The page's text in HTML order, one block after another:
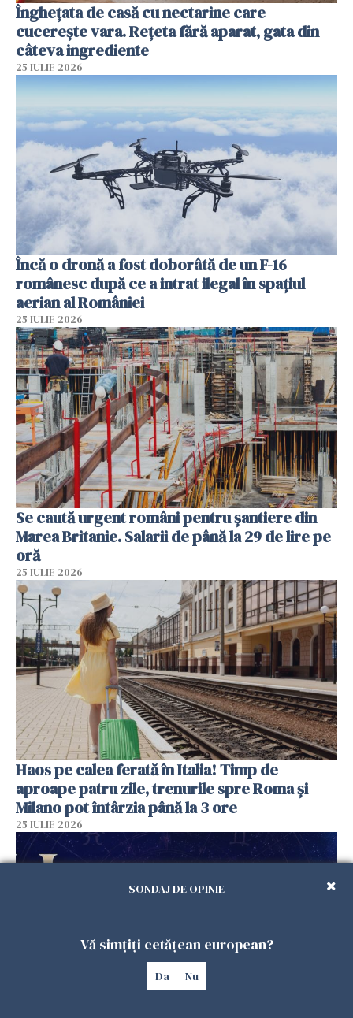
Înghețata de casă cu nectarine care
cucerește vara. Rețeta fără aparat, gata din
câteva ingrediente
25 IULIE 2026
Încă o dronă a fost doborâtă de un F-16
românesc după ce a intrat ilegal în spațiul
aerian al României
25 IULIE 2026
Se caută urgent români pentru șantiere din
Marea Britanie. Salarii de până la 29 de lire pe
oră
25 IULIE 2026
Haos pe calea ferată în Italia! Timp de
aproape patru zile, trenurile spre Roma și
Milano pot întârzia până la 3 ore
25 IULIE 2026
SONDAJ DE OPINIE
Vă simțiți cetățean european?
Da Nu